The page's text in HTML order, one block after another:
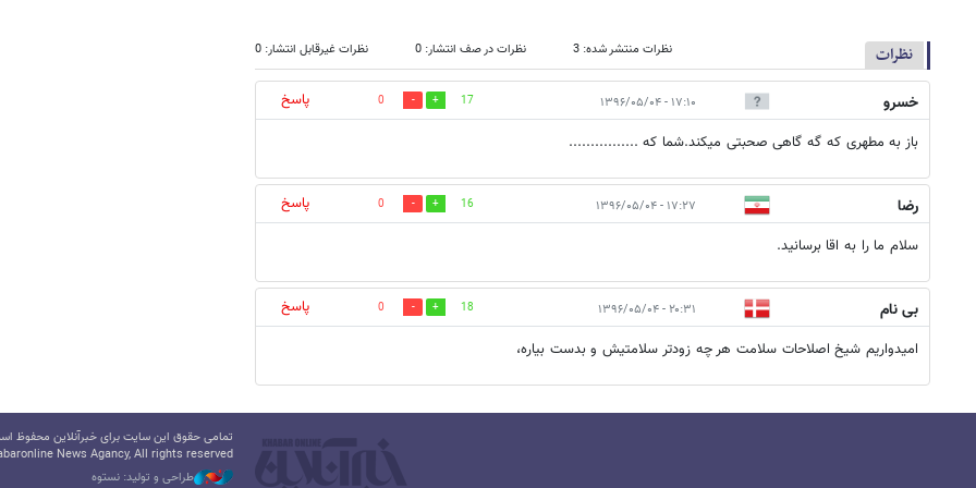
نظرات نظرات منتشر شده: 3 نظرات در صف انتشار: 0 نظرات غیرقابل انتشار: 0
خسرو ۱۷:۱۰ - ۱۳۹۶/۰۵/۰۴ 17
0
پاسخ
باز به مطهری که گه گاهی صحبتی میکند.شما که ................
رضا ۱۷:۲۷ - ۱۳۹۶/۰۵/۰۴ 16
0
پاسخ
سلام ما را به اقا برسانید.
بی نام ۲۰:۳۱ - ۱۳۹۶/۰۵/۰۴ 18
0
پاسخ
امیدواریم شیخ اصلاحات سلامت هر چه زودتر سلامتیش و بدست بیاره،
تمامی حقوق این سایت برای خبرآنلاین محفوظ
News Agancy, All rights reserved
طراحی و تولید: نستوه